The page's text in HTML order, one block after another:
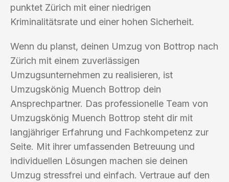
punktet Zürich mit einer niedrigen
Kriminalitätsrate und einer hohen Sicherheit.
Wenn du planst, deinen Umzug von Bottrop nach
Zürich mit einem zuverlässigen
Umzugsunternehmen zu realisieren, ist
Umzugskönig Muench Bottrop dein
Ansprechpartner. Das professionelle Team von
Umzugskönig Muench Bottrop steht dir mit
langjähriger Erfahrung und Fachkompetenz zur
Seite. Mit ihrer umfassenden Betreuung und
individuellen Lösungen machen sie deinen
Umzug stressfrei und einfach. Vertraue auf den